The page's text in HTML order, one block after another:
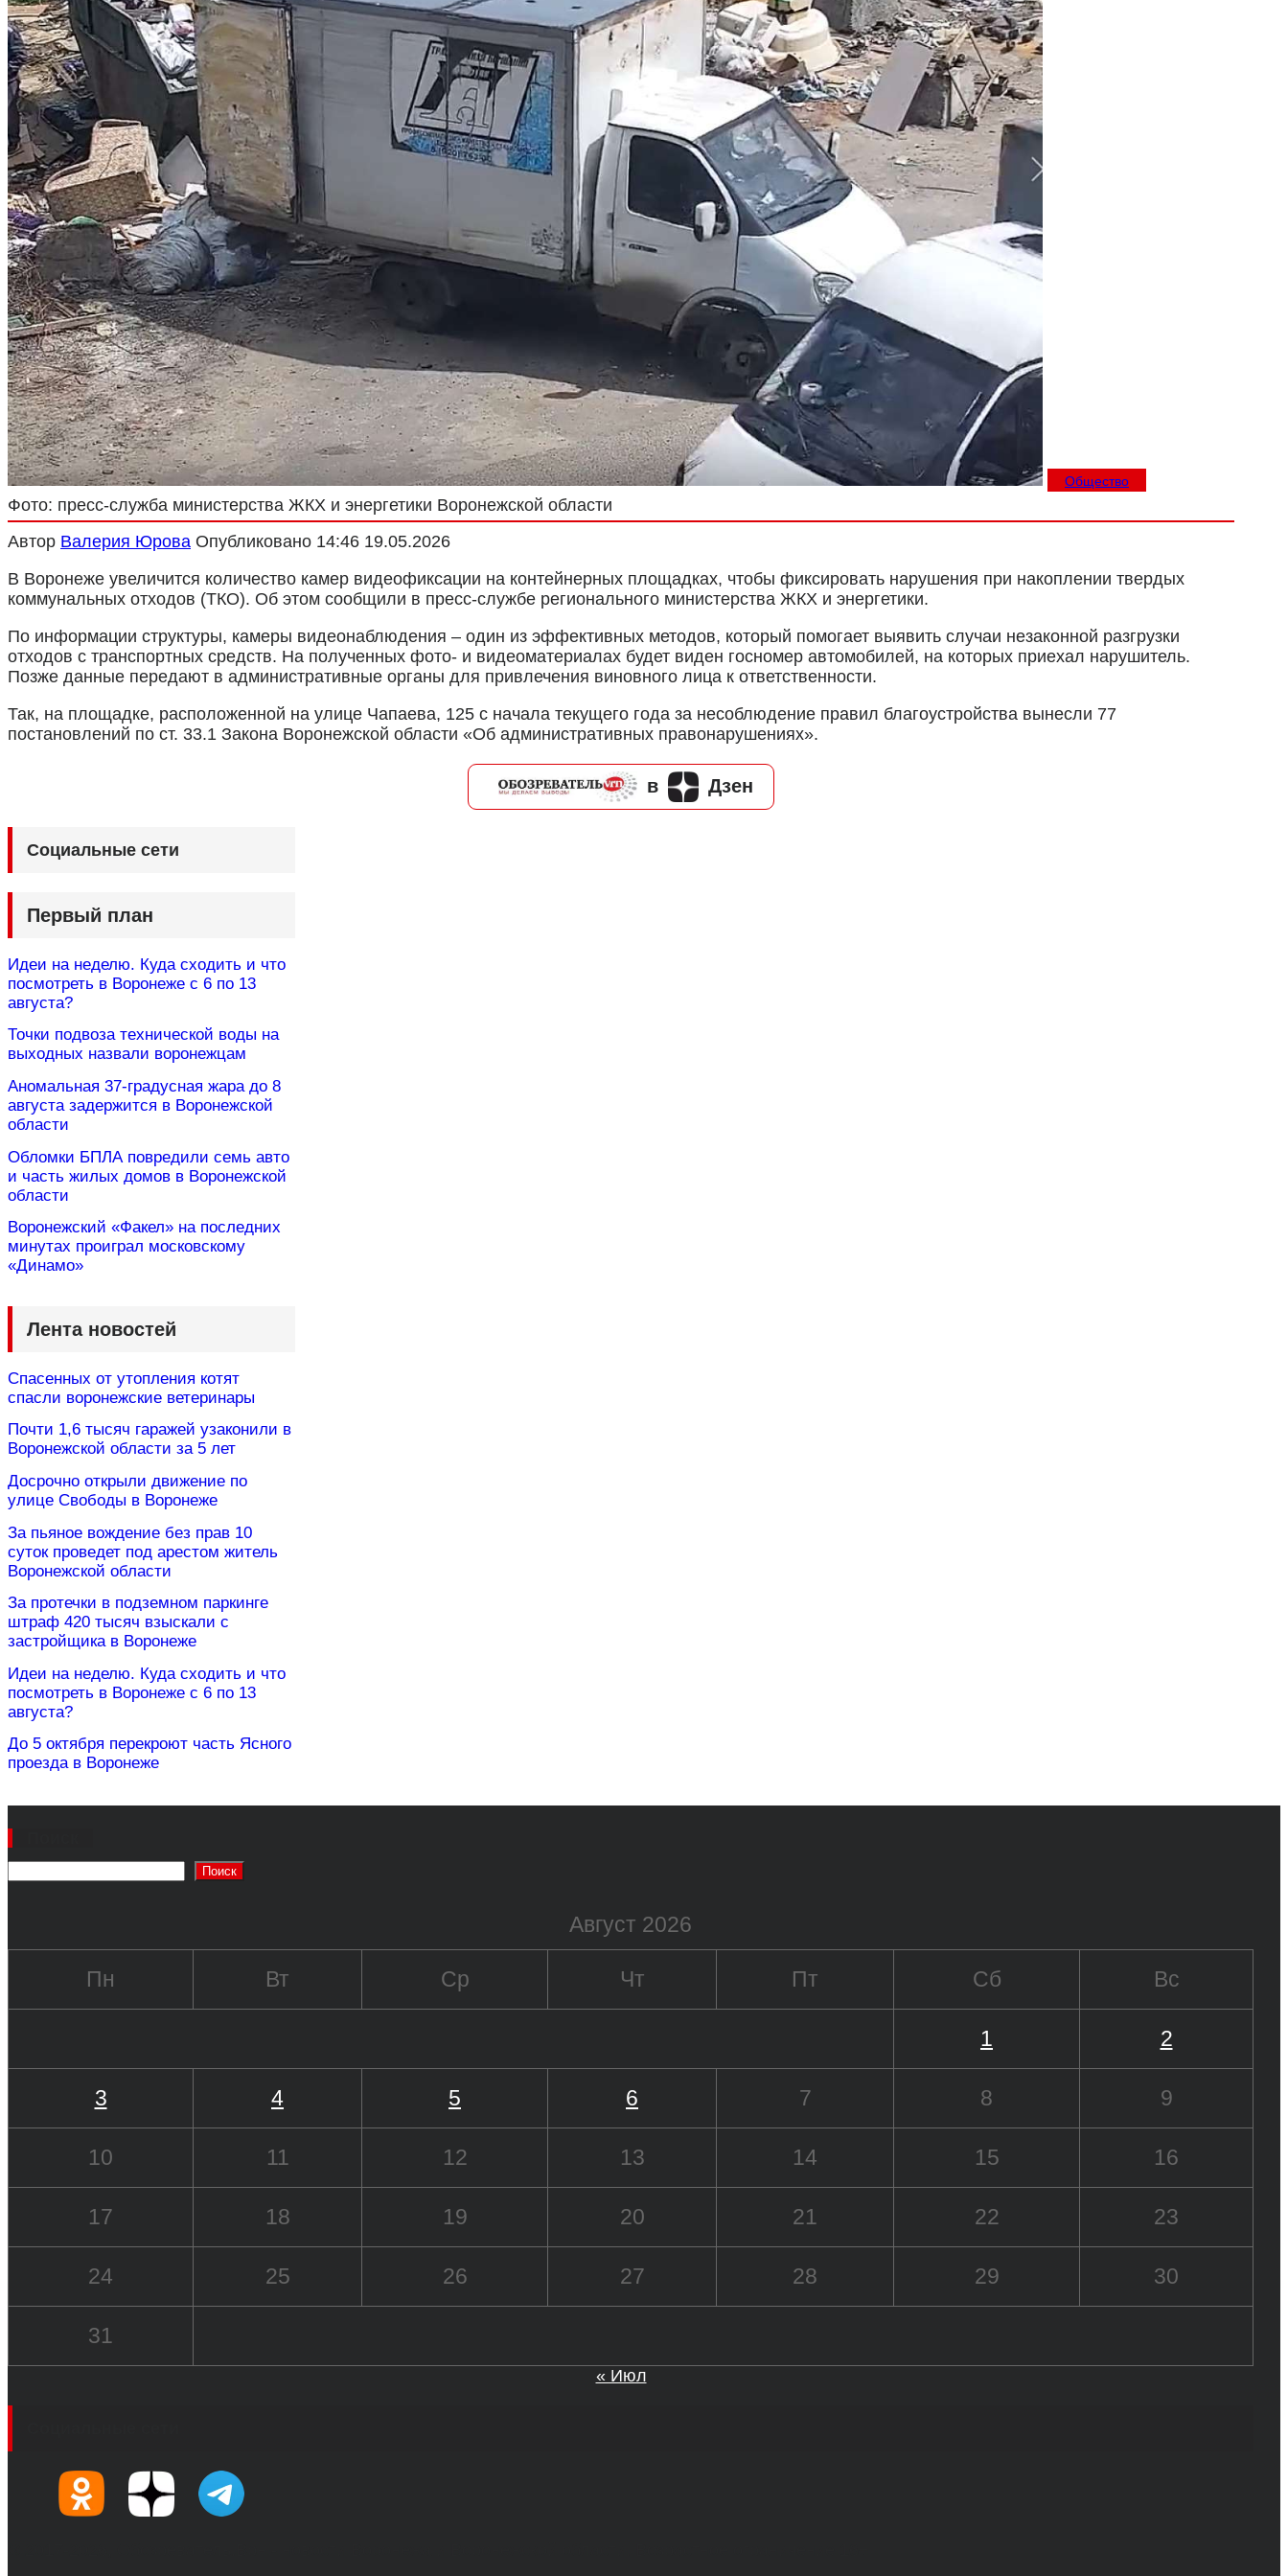
Криминал
Спорт
Черноземье
Россия
Общество
Фото: пресс-служба министерства ЖКХ и энергетики Воронежской области
Автор Валерия Юрова Опубликовано 14:46 19.05.2026
В Воронеже увеличится количество камер видеофиксации на контейнерных площадках, чтобы фиксировать нарушения при накоплении твердых
коммунальных отходов (ТКО). Об этом сообщили в пресс-службе регионального министерства ЖКХ и энергетики.
По информации структуры, камеры видеонаблюдения – один из эффективных методов, который помогает выявить случаи незаконной разгрузки
отходов с транспортных средств. На полученных фото- и видеоматериалах будет виден госномер автомобилей, на которых приехал нарушитель.
Позже данные передают в административные органы для привлечения виновного лица к ответственности.
Так, на площадке, расположенной на улице Чапаева, 125 с начала текущего года за несоблюдение правил благоустройства вынесли 77
постановлений по ст. 33.1 Закона Воронежской области «Об административных правонарушениях».
в Дзен
Социальные сети
Первый план
Идеи на неделю. Куда сходить и что
посмотреть в Воронеже с 6 по 13
августа?
Точки подвоза технической воды на
выходных назвали воронежцам
Аномальная 37-градусная жара до 8
августа задержится в Воронежской
области
Обломки БПЛА повредили семь авто
и часть жилых домов в Воронежской
области
Воронежский «Факел» на последних
минутах проиграл московскому
«Динамо»
Лента новостей
Спасенных от утопления котят
спасли воронежские ветеринары
Почти 1,6 тысяч гаражей узаконили в
Воронежской области за 5 лет
Досрочно открыли движение по
улице Свободы в Воронеже
За пьяное вождение без прав 10
суток проведет под арестом житель
Воронежской области
За протечки в подземном паркинге
штраф 420 тысяч взыскали с
застройщика в Воронеже
Идеи на неделю. Куда сходить и что
посмотреть в Воронеже с 6 по 13
августа?
До 5 октября перекроют часть Ясного
проезда в Воронеже
Поиск
Август 2026
Пн Вт Ср Чт Пт Сб Вс
1 2
3 4 5 6 7 8 9
10 11 12 13 14 15 16
17 18 19 20 21 22 23
24 25 26 27 28 29 30
31
« Июл